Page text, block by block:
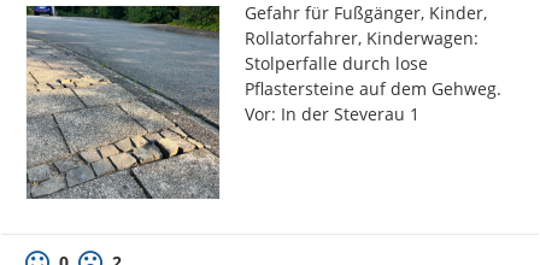
Gefahr für Fußgänger, Kinder,
Rollatorfahrer, Kinderwagen:
Stolperfalle durch lose
Pflastersteine auf dem Gehweg.
Vor: In der Steverau 1